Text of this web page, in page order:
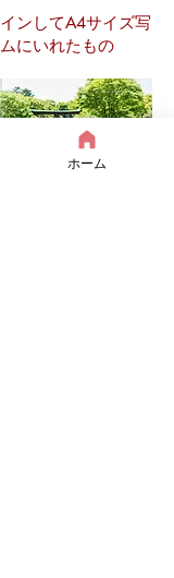
ンしてA4サイズ写
にいれたもの
ホーム